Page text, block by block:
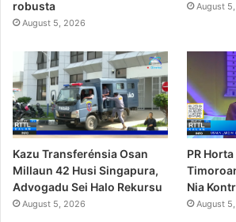
robusta
August 5, 2026
August
Kazu Transferénsia Osan
Millaun 42 Husi Singapura,
Advogadu Sei Halo Rekursu
August 5, 2026
PR
Nia
August